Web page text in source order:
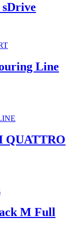
Line
QUATTRO
M Full